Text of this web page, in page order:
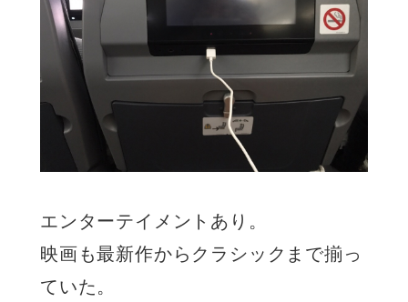
エンターテイメントあり。
映画も最新作からクラシックまで揃っ
ていた。